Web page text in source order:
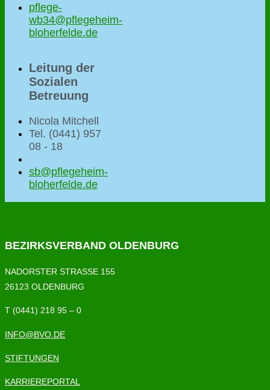
pflege-
wb34@pflegeheim-
bloherfelde.de
Leitung der
Sozialen
Betreuung
Nicola Mitchell
Tel. (0441) 957
08 - 18
sb@pflegeheim-
bloherfelde.de
BEZIRKSVERBAND OLDENBURG
NADORSTER STRASSE 155
26123 OLDENBURG
T (0441) 218 95 – 0
INFO@BVO.DE
STIFTUNGEN
KARRIEREPORTAL